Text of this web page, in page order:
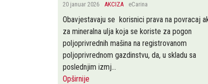
20 januar 2026 AKCIZA eCarina
Obavjestavaju se korisnici prava na povracaj
za mineralna ulja koja se koriste za pogon
poljoprivrednih mašina na registrovanom
poljoprivrednom gazdinstvu, da, u skladu sa
poslednjim izmj...
Opširnije